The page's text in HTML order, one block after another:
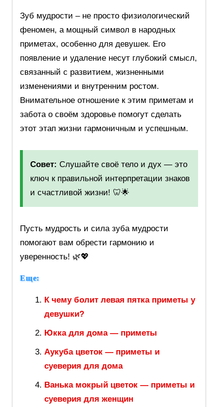
Зуб мудрости – не просто физиологический
феномен, а мощный символ в народных
приметах, особенно для девушек. Его
появление и удаление несут глубокий смысл,
связанный с развитием, жизненными
изменениями и внутренним ростом.
Внимательное отношение к этим приметам и
забота о своём здоровье помогут сделать
этот этап жизни гармоничным и успешным.
Совет: Слушайте своё тело и дух — это
ключ к правильной интерпретации знаков
и счастливой жизни! 🦷🌟
Пусть мудрость и сила зуба мудрости
помогают вам обрести гармонию и
уверенность! 🌿💖
Еще:
К чему болит левая пятка приметы у
девушки?
Юкка для дома — приметы
Аукуба цветок — приметы и
суеверия для дома
Ванька мокрый цветок — приметы и
суеверия для женщин